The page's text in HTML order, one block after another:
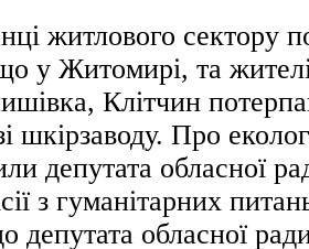
житлового сектору
у Житомирі, та
Клітчин
шкірзаводу. Про
депутата обласної
з гуманітарних
депутата обласної